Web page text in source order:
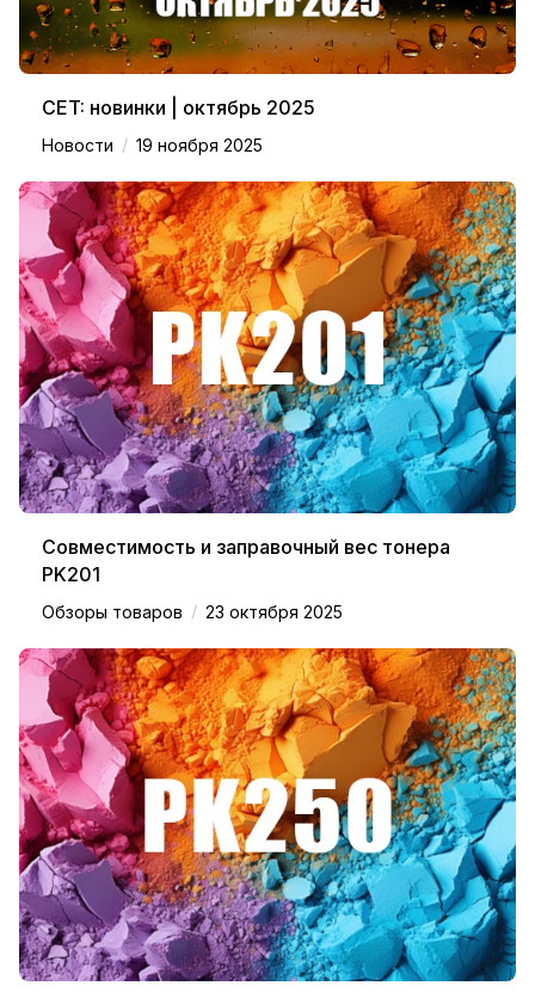
CET: новинки | октябрь 2025
Новости / 19 ноября 2025
Совместимость и заправочный вес тонера
PK201
Обзоры товаров / 23 октября 2025